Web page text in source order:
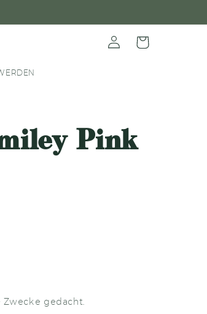
EinloggenWarenkorb
Pink
gedacht.